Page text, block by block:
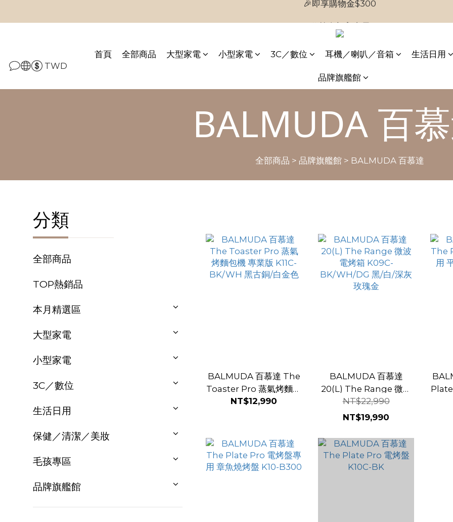
🎉首次加入會員
TWD
首頁 全部商品 大型家電 小型家電 3C／數位 耳機／喇叭／音箱 生活日用
品牌旗艦館
BALMUDA 百
全部商品 > 品牌旗艦館 > BALMUDA 百慕達
分類
全部商品
TOP熱銷品
本月精選區
大型家電
小型家電
3C／數位
生活日用
保健／清潔／美妝
毛孩專區
品牌旗艦館
BALMUDA 百慕達 The
Toaster Pro 蒸氣烤麵包
機 專業版 K11C-BK/WH
NT$12,990
BALMUDA 百慕達
20(L) The Range 微波
電烤箱 K09C-
BK/WH/DG 黑/白/深灰
NT$22,990
NT$19,990